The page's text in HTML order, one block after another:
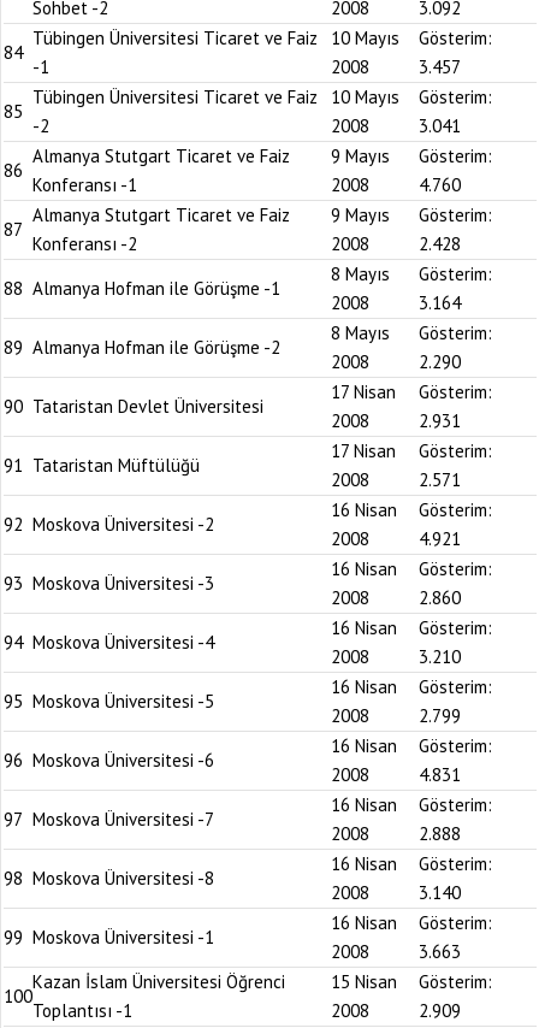
Sohbet -2 2008
3.092
84
Tübingen Üniversitesi Ticaret ve Faiz
-1
10 Mayıs
2008
Gösterim:
3.457
85
Tübingen Üniversitesi Ticaret ve Faiz
-2
10 Mayıs
2008
Gösterim:
3.041
86
Almanya Stutgart Ticaret ve Faiz
Konferansı -1
9 Mayıs
2008
Gösterim:
4.760
87
Almanya Stutgart Ticaret ve Faiz
Konferansı -2
9 Mayıs
2008
Gösterim:
2.428
88 Almanya Hofman ile Görüşme -1
8 Mayıs
2008
Gösterim:
3.164
89 Almanya Hofman ile Görüşme -2
8 Mayıs
2008
Gösterim:
2.290
90 Tataristan Devlet Üniversitesi
17 Nisan
2008
Gösterim:
2.931
91 Tataristan Müftülüğü
17 Nisan
2008
Gösterim:
2.571
92 Moskova Üniversitesi -2
16 Nisan
2008
Gösterim:
4.921
93 Moskova Üniversitesi -3
16 Nisan
2008
Gösterim:
2.860
94 Moskova Üniversitesi -4
16 Nisan
2008
Gösterim:
3.210
95 Moskova Üniversitesi -5
16 Nisan
2008
Gösterim:
2.799
96 Moskova Üniversitesi -6
16 Nisan
2008
Gösterim:
4.831
97 Moskova Üniversitesi -7
16 Nisan
2008
Gösterim:
2.888
98 Moskova Üniversitesi -8
16 Nisan
2008
Gösterim:
3.140
99 Moskova Üniversitesi -1
16 Nisan
2008
Gösterim:
3.663
100
Kazan İslam Üniversitesi Öğrenci
Toplantısı -1
15 Nisan
2008
Gösterim:
2.909